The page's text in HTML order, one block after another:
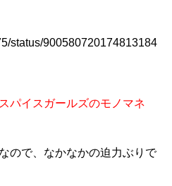
status/900580720174813184
スパイスガールズのモノマネ
ので、なかなかの迫力ぶりで